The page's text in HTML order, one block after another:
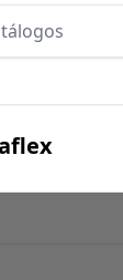
no header